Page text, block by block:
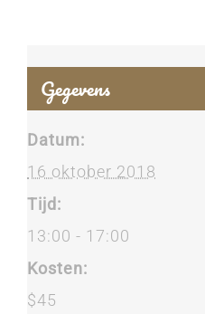
Gegevens
Datum:
16 oktober 2018
Tijd:
13:00 - 17:00
Kosten:
$45